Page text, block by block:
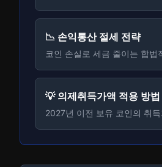
📉 손익통산 절세 전략
코인 손실로 세금 줄이는 합법
💡 의제취득가액 적용 방법
2027년 이전 보유 코인의 취